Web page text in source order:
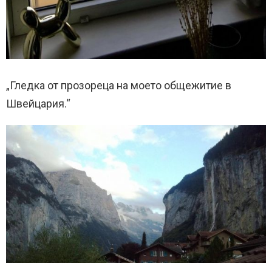
„Гледка от прозореца на моето общежитие в
Швейцария.“